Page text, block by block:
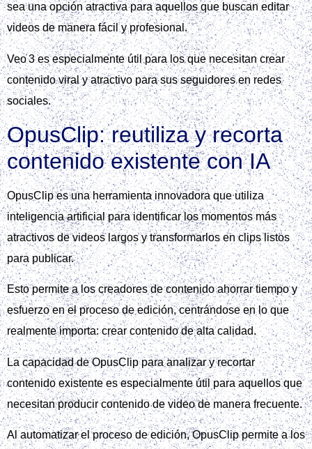
sea una opción atractiva para aquellos que buscan editar
videos de manera fácil y profesional.
Veo 3 es especialmente útil para los que necesitan crear
contenido viral y atractivo para sus seguidores en redes
sociales.
OpusClip: reutiliza y recorta
contenido existente con IA
OpusClip es una herramienta innovadora que utiliza
inteligencia artificial para identificar los momentos más
atractivos de videos largos y transformarlos en clips listos
para publicar.
Esto permite a los creadores de contenido ahorrar tiempo y
esfuerzo en el proceso de edición, centrándose en lo que
realmente importa: crear contenido de alta calidad.
La capacidad de OpusClip para analizar y recortar
contenido existente es especialmente útil para aquellos que
necesitan producir contenido de video de manera frecuente.
Al automatizar el proceso de edición, OpusClip permite a los